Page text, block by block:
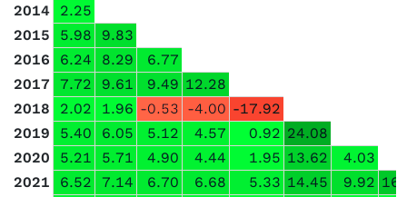
2014
2.25
2015
5.98
9.83
2016
6.24 8.29
6.77
2017
7.72 9.61 9.49 12.28
2018
2.02 1.96 -0.53 -4.00 -17.92
2019
5.40 6.05 5.12 4.57 0.92 24.08
2020
5.21 5.71 4.90 4.44 1.95 13.62
4.03
2021
6.52 7.14 6.70 6.68 5.33 14.45 9.92